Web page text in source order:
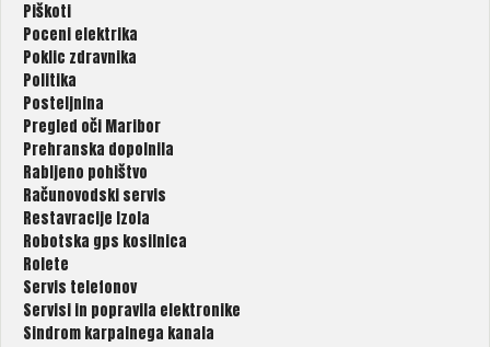
Piškoti
Poceni elektrika
Poklic zdravnika
Politika
Posteljnina
Pregled oči Maribor
Prehranska dopolnila
Rabljeno pohištvo
Računovodski servis
Restavracije Izola
Robotska gps kosilnica
Rolete
Servis telefonov
Servisi in popravila elektronike
Sindrom karpalnega kanala